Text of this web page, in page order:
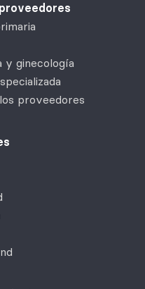
y ginecología
proveedores